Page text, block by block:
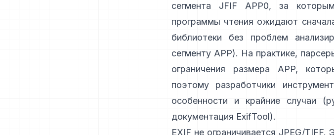
сегмента JFIF APP0, за
программы чтения ожидают
библиотеки без проблем
сегменту APP). На практике,
ограничения размера APP,
поэтому разработчики
особенности и крайние случаи (
документация ExifTool).
EXIF не ограничивается JPEG/